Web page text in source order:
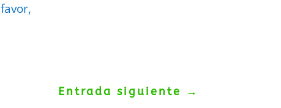
Entrada siguiente →